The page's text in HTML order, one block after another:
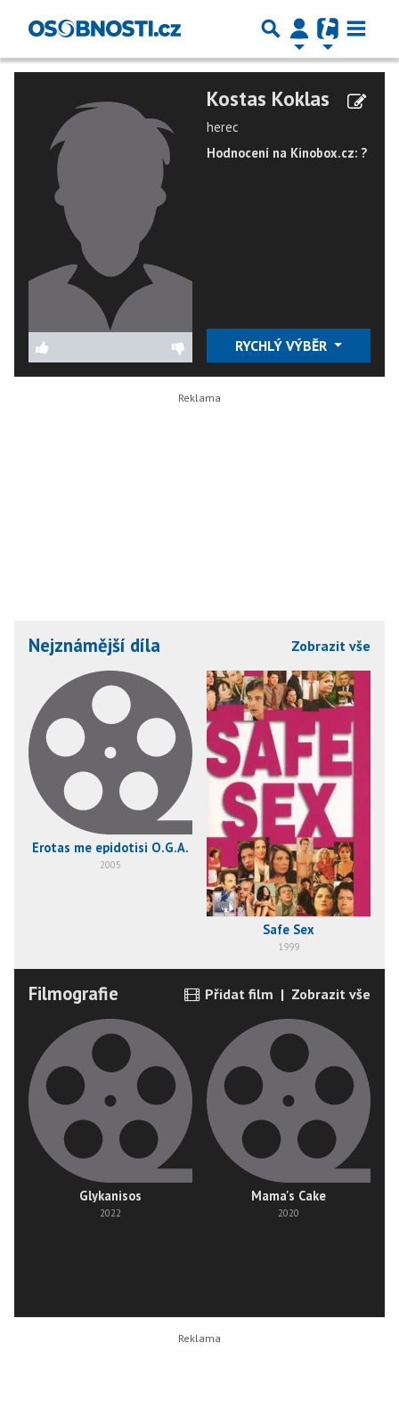
Kostas Koklas
herec
Hodnocení na Kinobox.cz: ?
RYCHLÝ VÝBĚR
Nejznámější díla Zobrazit vše
Erotas me epidotisi O.G.A.
2005
Safe Sex
1999
Filmografie Přidat film | Zobrazit vše
Glykanisos
2022
Mama's Cake
2020